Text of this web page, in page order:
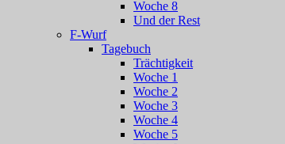
Woche 8
Und der Rest
F-Wurf
Tagebuch
Trächtigkeit
Woche 1
Woche 2
Woche 3
Woche 4
Woche 5